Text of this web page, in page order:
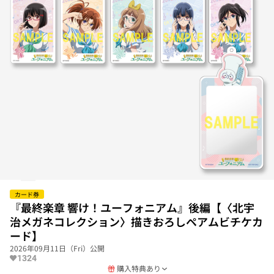
カード券
『最終楽章 響け！ユーフォニアム』後編【〈北宇
治メガネコレクション〉描きおろしペアムビチケカ
ード】
2026年09月11日（Fri）公開
1324
購入特典あり